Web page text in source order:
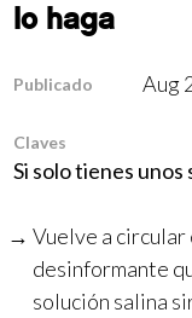
lo haga
Publicado Aug
Claves
Si solo tienes
Vuelve a circular
desinformante
solución salina